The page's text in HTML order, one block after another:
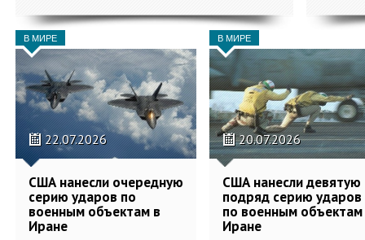
В МИРЕ
22.07.2026
США нанесли очередную
серию ударов по
военным объектам в
Иране
В МИРЕ
20.07.2026
США нанесли девятую
подряд серию ударов
по военным объектам
Иране